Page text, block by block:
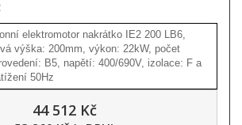
elektromotor nakrátko IE2 200 LB6,
výška: 200mm, výkon: 22kW, počet
B5, napětí: 400/690V, izolace: F a
50Hz
44 512 Kč